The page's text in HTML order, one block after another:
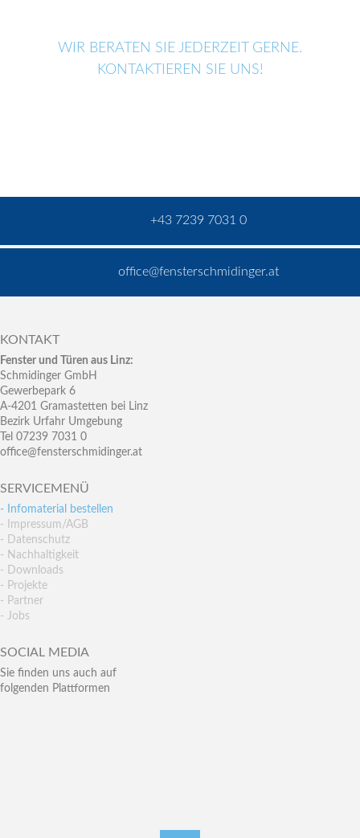
WIR BERATEN SIE JEDERZEIT GERNE.
KONTAKTIEREN SIE UNS!
+43 7239 7031 0
office@fensterschmidinger.at
KONTAKT
Fenster und Türen aus Linz:
Schmidinger GmbH
Gewerbepark 6
A-4201 Gramastetten bei Linz
Bezirk Urfahr Umgebung
Tel 07239 7031 0
office@fensterschmidinger.at
SERVICEMENÜ
- Infomaterial bestellen
- Impressum/AGB
- Datenschutz
- Nachhaltigkeit
- Downloads
- Projekte
- Partner
- Jobs
SOCIAL MEDIA
Sie finden uns auch auf
folgenden Plattformen